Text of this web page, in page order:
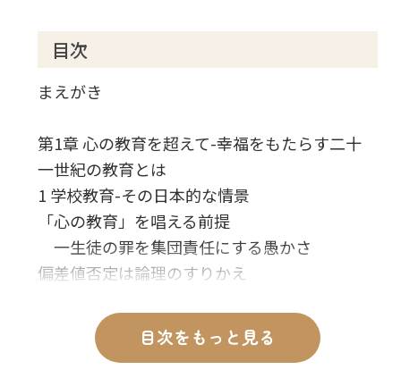
目次
まえがき
第1章 心の教育を超えて-幸福をもたらす二十
一世紀の教育とは
1 学校教育-その日本的な情景
「心の教育」を唱える前提
一生徒の罪を集団責任にする愚かさ
偏差値否定は論理のすりかえ
知識は人間に幸福をもたらす
生徒の評価は学力で
目次をもっと見る